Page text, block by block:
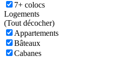
7+ colocs
Logements
(Tout décocher)
Appartements
Bâteaux
Cabanes